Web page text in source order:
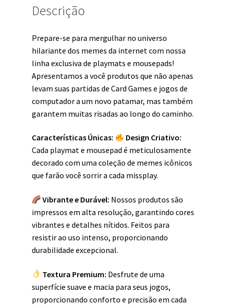
Descrição
Prepare-se para mergulhar no universo
hilariante dos memes da internet com nossa
linha exclusiva de playmats e mousepads!
Apresentamos a você produtos que não apenas
levam suas partidas de Card Games e jogos de
computador a um novo patamar, mas também
garantem muitas risadas ao longo do caminho.
Características Únicas:
Design Criativo:
Cada playmat e mousepad é meticulosamente
decorado com uma coleção de memes icônicos
que farão você sorrir a cada missplay.
Vibrante e Durável: Nossos produtos são
impressos em alta resolução, garantindo cores
vibrantes e detalhes nítidos. Feitos para
resistir ao uso intenso, proporcionando
durabilidade excepcional.
Textura Premium: Desfrute de uma
superfície suave e macia para seus jogos,
proporcionando conforto e precisão em cada